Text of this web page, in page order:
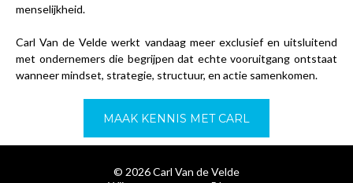
menselijkheid.
Carl Van de Velde werkt vandaag meer exclusief en uitsluitend
met ondernemers die begrijpen dat echte vooruitgang ontstaat
wanneer mindset, strategie, structuur, en actie samenkomen.
MAAK KENNIS MET CARL
© 2026 Carl Van de Velde